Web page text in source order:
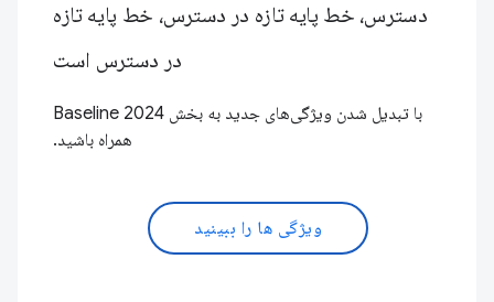
دسترس، خط پایه تازه در دسترس، خط پایه تازه
در دسترس است
با تبدیل شدن ویژگی‌های جدید به بخش Baseline 2024
همراه باشید.
ویژگی ها را ببینید